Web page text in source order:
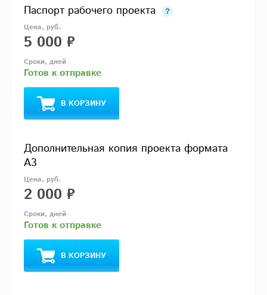
Паспорт рабочего проекта
5 000 ₽
Готов к отправке
В КОРЗИНУ
Дополнительная копия проекта формата
А3
2 000 ₽
Готов к отправке
В КОРЗИНУ